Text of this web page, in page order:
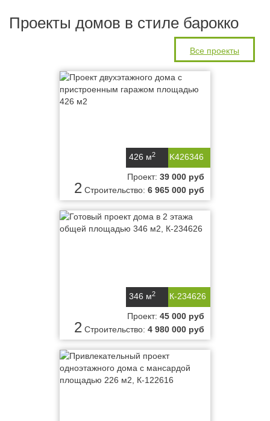
Проекты домов в стиле барокко
Все проекты
K426346
426 м2
2
Проект: 39 000 руб
Строительство: 6 965 000 руб
К-234626
346 м2
2
Проект: 45 000 руб
Строительство: 4 980 000 руб